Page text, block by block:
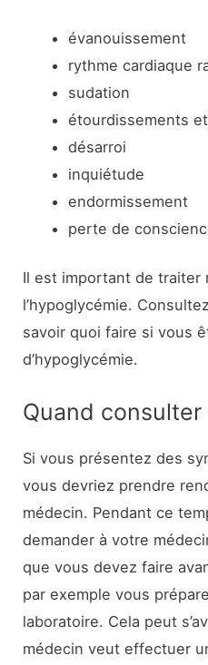
évanouissement
rythme cardiaque
sudation
étourdissements
désarroi
inquiétude
endormissement
perte de
Il est important de traiter
l’hypoglycémie.
savoir quoi faire si vous
d’hypoglycémie.
Quand
Si vous présentez des
vous devriez prendre
médecin. Pendant ce
demander à votre
que vous devez faire
par exemple vous
laboratoire. Cela peut
médecin veut effectuer